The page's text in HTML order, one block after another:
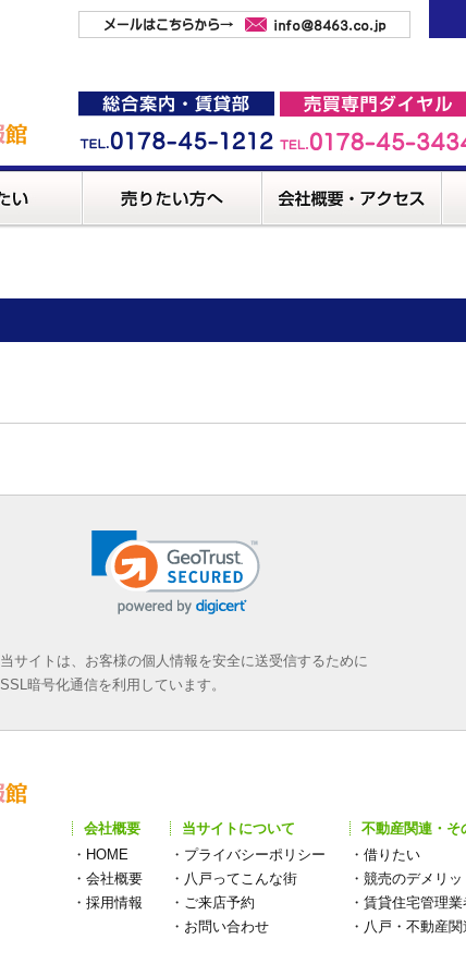
当サイトは、お客様の個人情報を安全に送受信するために
SSL暗号化通信を利用しています。
会社概要
・ HOME
・ 会社概要
・ 採用情報
当サイトについて
・ プライバシーポリシー
・ 八戸ってこんな街
・ ご来店予約
・ お問い合わせ
不動産関連・そ
・ 借りたい
・ 競売のデメリ
・ 賃貸住宅管理
・ 八戸・不動産